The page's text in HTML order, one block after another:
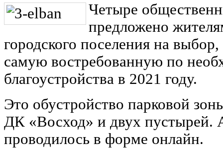
Четыре
предложено
городского поселения на
самую востребованную по
благоустройства в 2021 году.
Это обустройство парковой
ДК «Восход» и двух пустырей.
проводилось в форме онлайн.